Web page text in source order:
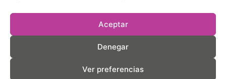
Aceptar
Denegar
Ver preferencias
Cuenta
Consumo
Movisop